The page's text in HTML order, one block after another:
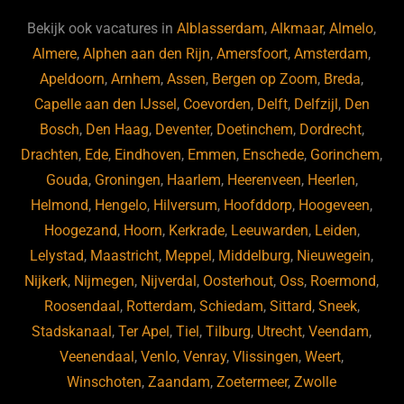
b
o
o
k
ky dI
n
Bekijk ook vacatures inAlblasserdam,Alkmaar,Almelo,
Almere,Alphen aan den Rijn,Amersfoort,Amsterdam,
Apeldoorn,Arnhem,Assen, Bergen op Zoom, Breda,
Capelle aan den IJssel, Coevorden, Delft, Delfzijl, Den
Bosch, Den Haag, Deventer, Doetinchem, Dordrecht,
Drachten, Ede, Eindhoven, Emmen, Enschede, Gorinchem,
Gouda, Groningen, Haarlem, Heerenveen, Heerlen,
Helmond, Hengelo, Hilversum, Hoofddorp, Hoogeveen,
Hoogezand, Hoorn, Kerkrade, Leeuwarden, Leiden,
Lelystad, Maastricht, Meppel, Middelburg, Nieuwegein,
Nijkerk, Nijmegen, Nijverdal, Oosterhout, Oss, Roermond,
Roosendaal, Rotterdam, Schiedam, Sittard, Sneek,
Stadskanaal,Ter Apel,Tiel,Tilburg, Utrecht,Veendam,
Veenendaal,Venlo,Venray,Vlissingen,Weert,
Winschoten,Zaandam,Zoetermeer,Zwolle